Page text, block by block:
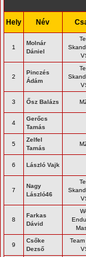
Hely Név
1
Molnár
Dániel
2
Pinczés
Ádám
3 Ősz Balázs
4
Gerőcs
Tamás
5
Zelfel
Tamás
6 László Vajk
7
Nagy
László46
8
Farkas
Dávid
9
Csőke
Dezső